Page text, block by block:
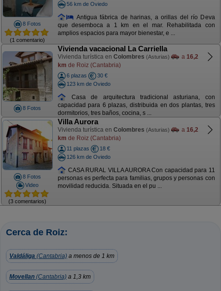
8 Fotos
(1 comentario)
56 km de Oviedo
Antigua fábrica de harinas, a orillas del río Deva
que desemboca a 1 km en el mar. Rehabilitada con
amplios espacios para mayor bienestar, e ...
8 Fotos
Vivienda vacacional La Carriella
Vivienda turística en Colombres (Asturias) a 16,2
km de Roiz (Cantabria)
6 plazas
30 €
123 km de Oviedo
Casa de arquitectura tradicional asturiana, con
capacidad para 6 plazas, distribuida en dos plantas, tres
dormitorios, tres baños, cocina, s ...
8 Fotos
Video
(3 comentarios)
Villa Aurora
Vivienda turística en Colombres (Asturias) a 16,2
km de Roiz (Cantabria)
11 plazas
18 €
126 km de Oviedo
CASA RURAL VILLA AURORA Con capacidad para 11
personas es perfecta para familias, grupos y personas con
movilidad reducida. Situada en el pu ...
Cerca de Roiz:
Valdáliga (Cantabria) a menos de 1 km
Movellan (Cantabria) a 1,3 km